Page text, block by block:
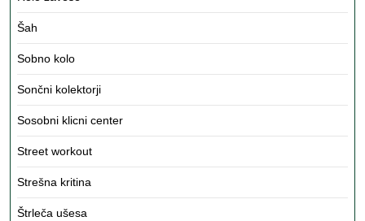
Šah
Sobno kolo
Sončni kolektorji
Sosobni klicni center
Street workout
Strešna kritina
Štrleča ušesa